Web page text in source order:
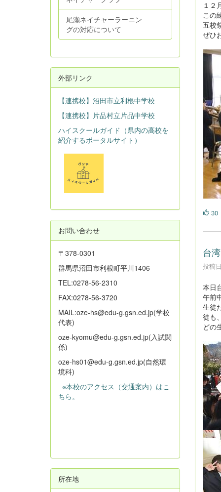
１２
この
五校
ぜひ
30
台
投稿
本日
午前
生徒
徒も
どの
尾瀬ネイチャーラーニン
グの対応について
外部リンク
【連携校】沼田市立利根中学校
【連携校】片品村立片品中学校
ハイスクールガイド（県内の高校を
紹介するポータルサイト）
お問い合わせ
〒378-0301
群馬県沼田市利根町平川1406
TEL:0278-56-2310
FAX:0278-56-3720
MAIL:oze-hs@edu-g.gsn.ed.jp(学校
代表)
oze-kyomu@edu-g.gsn.ed.jp(入試関
係)
oze-hs01@edu-g.gsn.ed.jp(自然環
境科)
※本校のアクセス（交通案内）はこ
ちら。
所在地